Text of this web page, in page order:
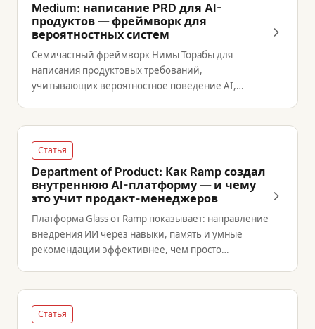
Medium: написание PRD для AI-
продуктов — фреймворк для
вероятностных систем
Семичастный фреймворк Нимы Торабы для
написания продуктовых требований,
учитывающих вероятностное поведение AI,
Статья
Department of Product: Как Ramp создал
внутреннюю AI-платформу — и чему
это учит продакт-менеджеров
Платформа Glass от Ramp показывает: направление
внедрения ИИ через навыки, память и умные
рекомендации эффективнее, чем просто
Статья